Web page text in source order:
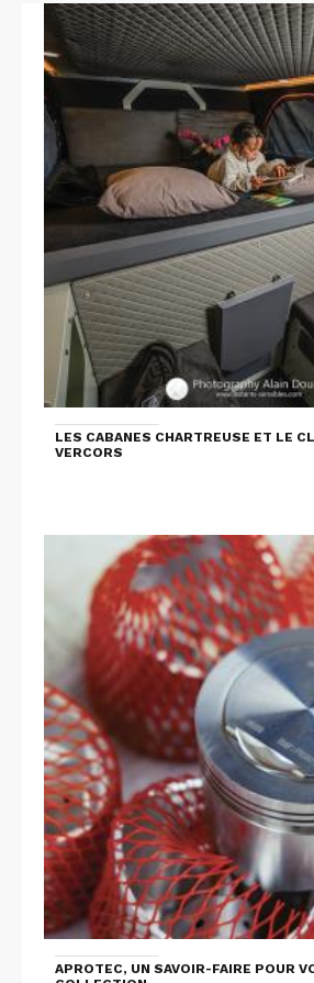
LES CABANES CHARTREUSE ET LE
VERCORS
APROTEC, UN SAVOIR-FAIRE POUR